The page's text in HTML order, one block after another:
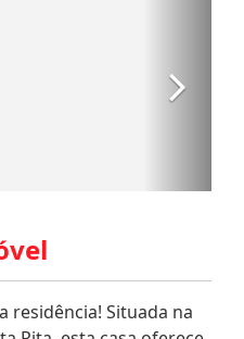
residência! Situada na